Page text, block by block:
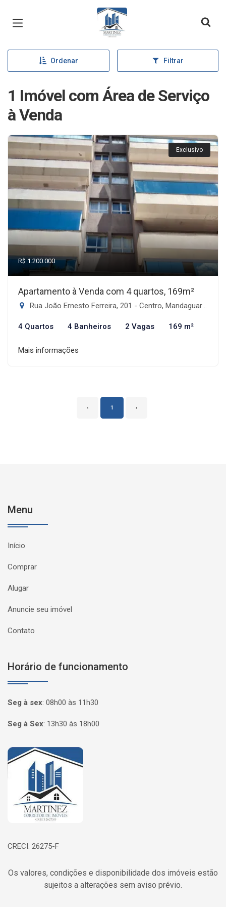
Página inicial
Ordenar Filtrar
1 Imóvel com Área de Serviço
à Venda
Exclusivo
R$ 1.200.000
Apartamento à Venda com 4 quartos, 169m²
Rua João Ernesto Ferreira, 201 - Centro, Mandaguari-PR
4 Quartos 4 Banheiros 2 Vagas 169 m²
Mais informações
‹ 1 ›
Menu
Início
Comprar
Alugar
Anuncie seu imóvel
Contato
Horário de funcionamento
Seg à sex: 08h00 às 11h30
Seg à Sex: 13h30 às 18h00
Página inicial
CRECI: 26275-F
Os valores, condições e disponibilidade dos imóveis estão
sujeitos a alterações sem aviso prévio.